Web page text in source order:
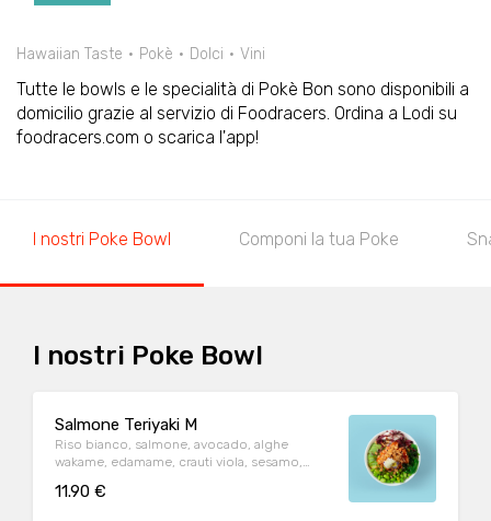
Hawaiian Taste Pokè Dolci Vini
Tutte le bowls e le specialità di Pokè Bon sono disponibili a
domicilio grazie al servizio di Foodracers. Ordina a Lodi su
foodracers.com o scarica l'app!
I nostri Poke Bowl Componi la tua Poke
I nostri Poke Bowl
Salmone Teriyaki M
Riso bianco, salmone, avocado, alghe
wakame, edamame, crauti viola, sesamo,
11.90 €